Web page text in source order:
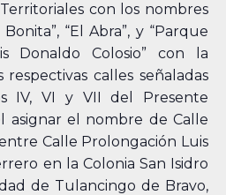
con los nombres
“El Abra”, y “Parque
Donaldo Colosio” con la
calles señaladas
IV, VI y VII del Presente
asignar el nombre de Calle
Calle Prolongación Luis
en la Colonia San Isidro
de Tulancingo de Bravo,